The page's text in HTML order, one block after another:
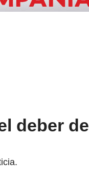
deber de